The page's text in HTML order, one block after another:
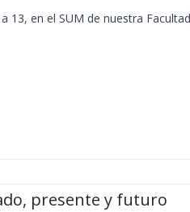
13, en el SUM de nuestra
presente y futuro